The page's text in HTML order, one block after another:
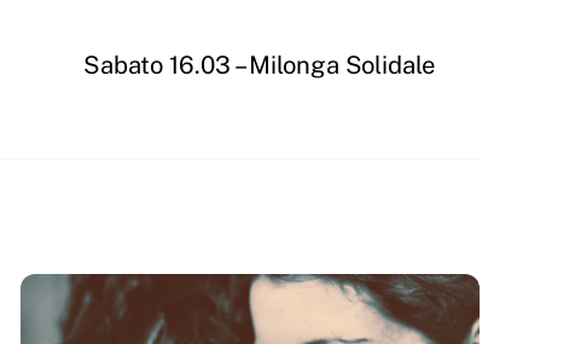
Sabato 16.03 – Milonga Solidale